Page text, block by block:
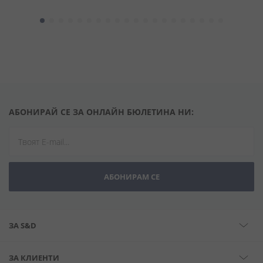
АБОНИРАЙ СЕ ЗА ОНЛАЙН БЮЛЕТИНА НИ:
АБОНИРАМ СЕ
ЗА S&D
ЗА КЛИЕНТИ